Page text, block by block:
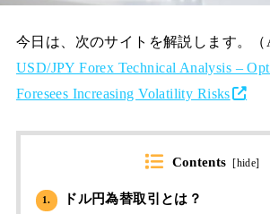
今日は、次のサイトを解説します。（
USD/JPY Forex Technical Analysis –
Foresees Increasing Volatility Risks
Contents [hide]
1. ドル円為替取引とは？